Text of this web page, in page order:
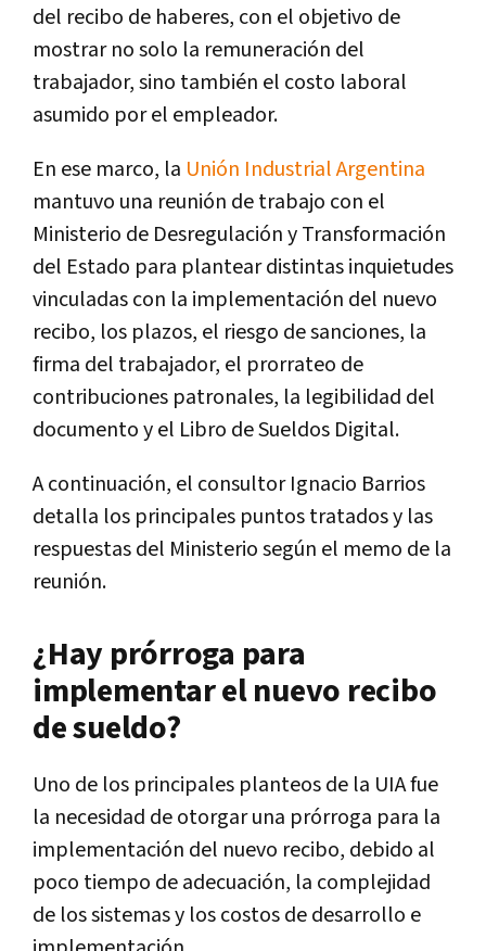
del recibo de haberes, con el objetivo de
mostrar no solo la remuneración del
trabajador, sino también el costo laboral
asumido por el empleador.
En ese marco, la Unión Industrial Argentina
mantuvo una reunión de trabajo con el
Ministerio de Desregulación y Transformación
del Estado para plantear distintas inquietudes
vinculadas con la implementación del nuevo
recibo, los plazos, el riesgo de sanciones, la
firma del trabajador, el prorrateo de
contribuciones patronales, la legibilidad del
documento y el Libro de Sueldos Digital.
A continuación, el consultor Ignacio Barrios
detalla los principales puntos tratados y las
respuestas del Ministerio según el memo de la
reunión.
¿Hay prórroga para
implementar el nuevo recibo
de sueldo?
Uno de los principales planteos de la UIA fue
la necesidad de otorgar una prórroga para la
implementación del nuevo recibo, debido al
poco tiempo de adecuación, la complejidad
de los sistemas y los costos de desarrollo e